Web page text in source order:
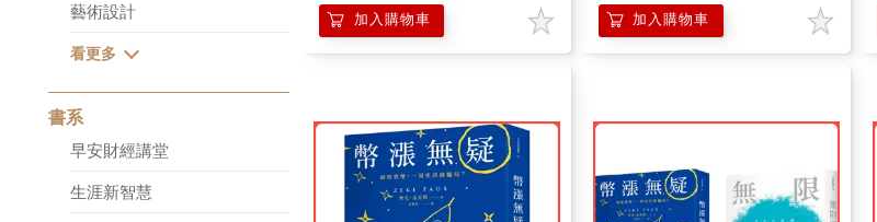
藝術設計
書系
早安財經講堂
生涯新智慧
加入購物車 加入購物車